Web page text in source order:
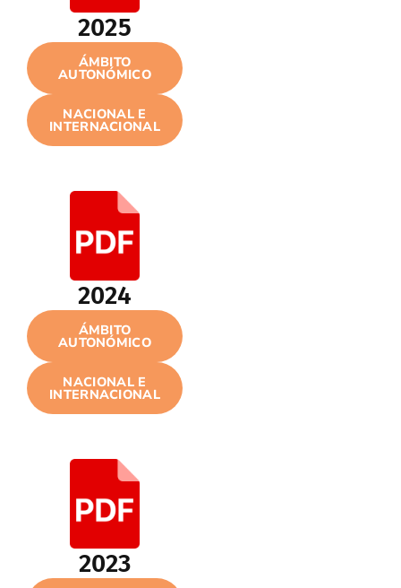
2025
ÁMBITO
AUTONÓMICO
NACIONAL E
INTERNACIONAL
2024
ÁMBITO
AUTONÓMICO
NACIONAL E
INTERNACIONAL
2023